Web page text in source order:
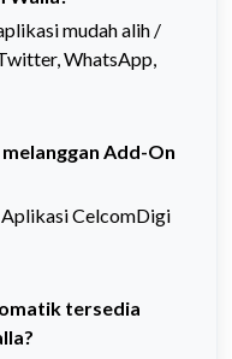
mudah alih /
WhatsApp,
Add-On
CelcomDigi
tersedia